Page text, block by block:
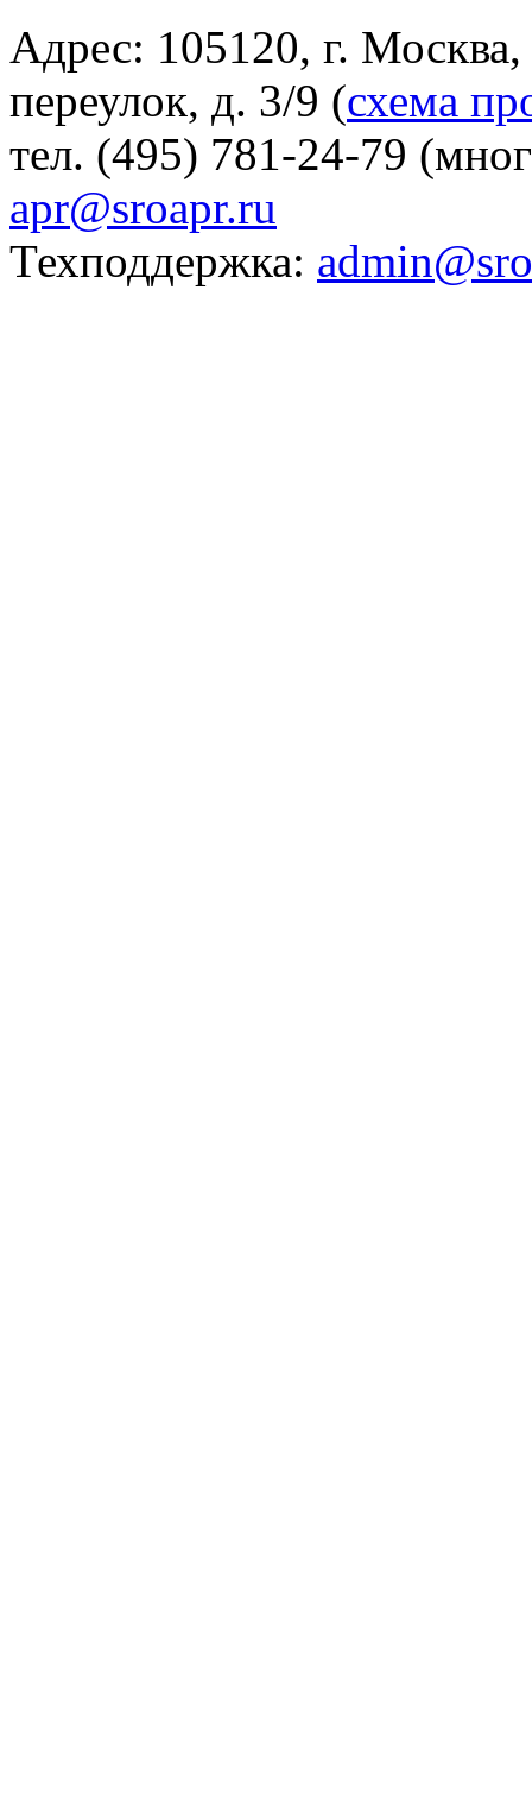
Адрес: 105120, г.
переулок, д. 3/9 (схема
тел. (495) 781-24-79
apr@sroapr.ru
Техподдержка: